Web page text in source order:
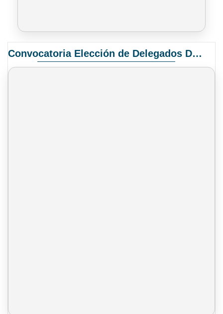
Convocatoria Elección de Delegados Docentes para el XIV Congreso Nacional de Universidades